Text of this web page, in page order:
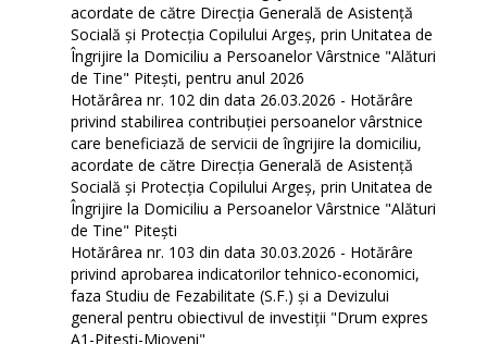
acordate de către Direcția Generală de Asistență
Socială și Protecția Copilului Argeș, prin Unitatea de
Îngrijire la Domiciliu a Persoanelor Vârstnice "Alături
de Tine" Pitești, pentru anul 2026
Hotărârea nr. 102 din data 26.03.2026 - Hotărâre
privind stabilirea contribuției persoanelor vârstnice
care beneficiază de servicii de îngrijire la domiciliu,
acordate de către Direcția Generală de Asistență
Socială și Protecția Copilului Argeș, prin Unitatea de
Îngrijire la Domiciliu a Persoanelor Vârstnice "Alături
de Tine" Pitești
Hotărârea nr. 103 din data 30.03.2026 - Hotărâre
privind aprobarea indicatorilor tehnico-economici,
faza Studiu de Fezabilitate (S.F.) și a Devizului
general pentru obiectivul de investiții "Drum expres
A1-Pitesti-Mioveni"